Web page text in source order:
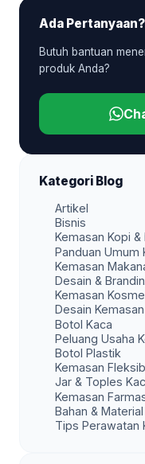
Ada Pertanyaan?
Butuh bantuan
produk Anda?
Kategori Blog
Artikel
Bisnis
Kemasan Kopi
Panduan Umum
Kemasan
Desain &
Kemasan
Desain Kemasan
Botol Kaca
Peluang Usaha
Botol Plastik
Kemasan
Jar & Toples
Kemasan
Bahan &
Tips Perawatan